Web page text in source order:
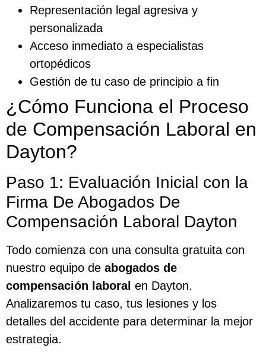
Representación legal agresiva y
personalizada
Acceso inmediato a especialistas
ortopédicos
Gestión de tu caso de principio a fin
¿Cómo Funciona el Proceso
de Compensación Laboral en
Dayton?
Paso 1: Evaluación Inicial con la
Firma De Abogados De
Compensación Laboral Dayton
Todo comienza con una consulta gratuita con
nuestro equipo de abogados de
compensación laboral en Dayton.
Analizaremos tu caso, tus lesiones y los
detalles del accidente para determinar la mejor
estrategia.